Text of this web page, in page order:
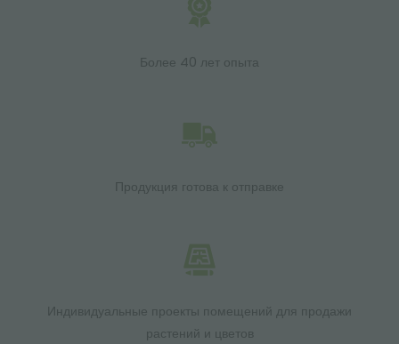
Более 40 лет опыта
Продукция готова к отправке
Индивидуальные проекты помещений для продажи
растений и цветов